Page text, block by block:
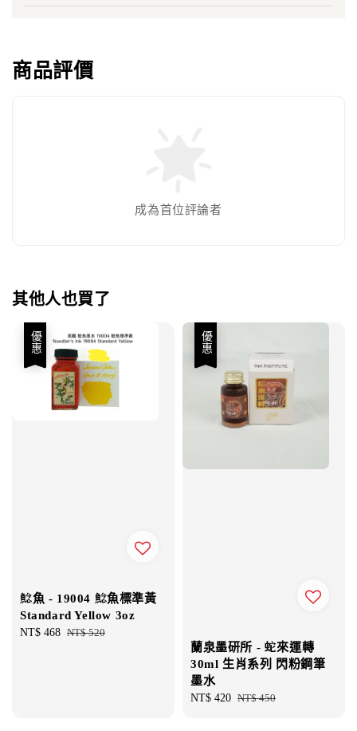
商品評價
成為首位評論者
其他人也買了
優惠
鯰魚 - 19004 鯰魚標準黃
Standard Yellow 3oz
Sale
NT$ 468 Regular
NT$ 520
優惠
蘭泉墨研所 - 蛇來運轉
30ml 生肖系列 閃粉鋼筆
墨水
Sale
NT$ 420 Regular
NT$ 450